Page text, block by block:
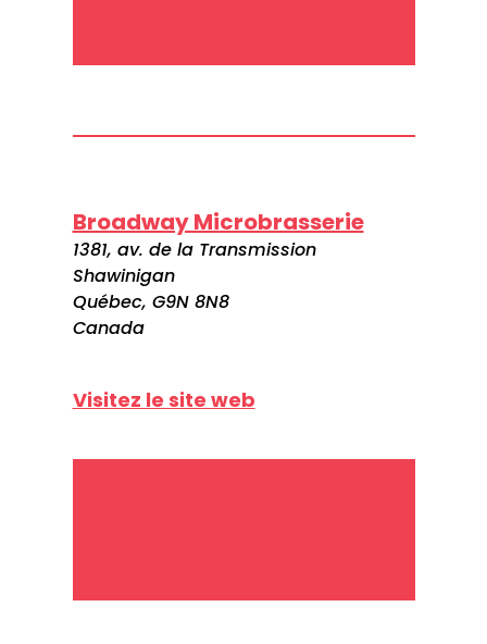
Broadway Microbrasserie
1381, av. de la Transmission
Shawinigan
Québec, G9N 8N8
Canada
Visitez le site web